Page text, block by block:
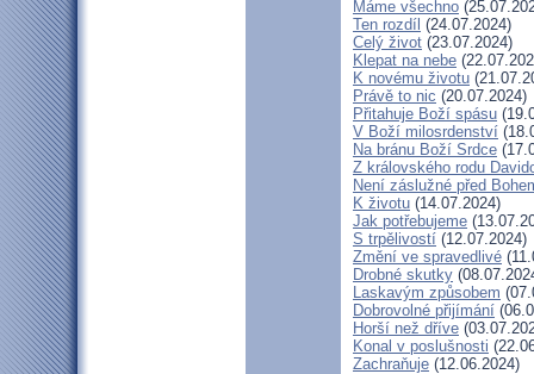
Máme všechno
Ten rozdíl (24.07.2024)
Celý život (23.07.2024)
Klepat na nebe
K novému životu
Právě to nic (20.07.2024)
Přitahuje Boží spásu
V Boží milosrdenství
Na bránu Boží Srdce
Z královského rodu
Není záslužné před
K životu (14.07.2024)
Jak potřebujeme
S trpělivostí (12.07.2024)
Změní ve spravedlivé
Drobné skutky
Laskavým způsobem
Dobrovolné přijímání
Horší než dříve
Konal v poslušnosti
Zachraňuje (12.06.2024)